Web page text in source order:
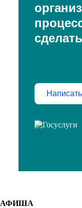
Написать
АФИША